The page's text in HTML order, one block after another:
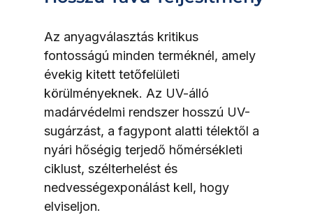
Az anyagválasztás kritikus
fontosságú minden terméknél, amely
évekig kitett tetőfelületi
körülményeknek. Az UV-álló
madárvédelmi rendszer hosszú UV-
sugárzást, a fagypont alatti télektől a
nyári hőségig terjedő hőmérsékleti
ciklust, szélterhelést és
nedvességexponálást kell, hogy
elviseljon.